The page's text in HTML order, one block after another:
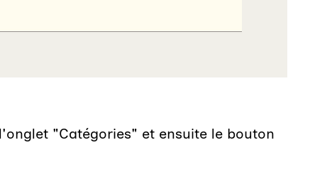
"Catégories" et ensuite le bouton